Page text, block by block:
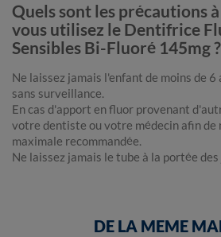
Quels sont les précautions
vous utilisez le Dentifrice
Sensibles Bi-Fluoré 145mg ?
Ne laissez jamais l'enfant de moins de
sans surveillance.
En cas d'apport en fluor provenant
votre dentiste ou votre médecin afin de
maximale recommandée.
Ne laissez jamais le tube à la portée
DE LA MEME